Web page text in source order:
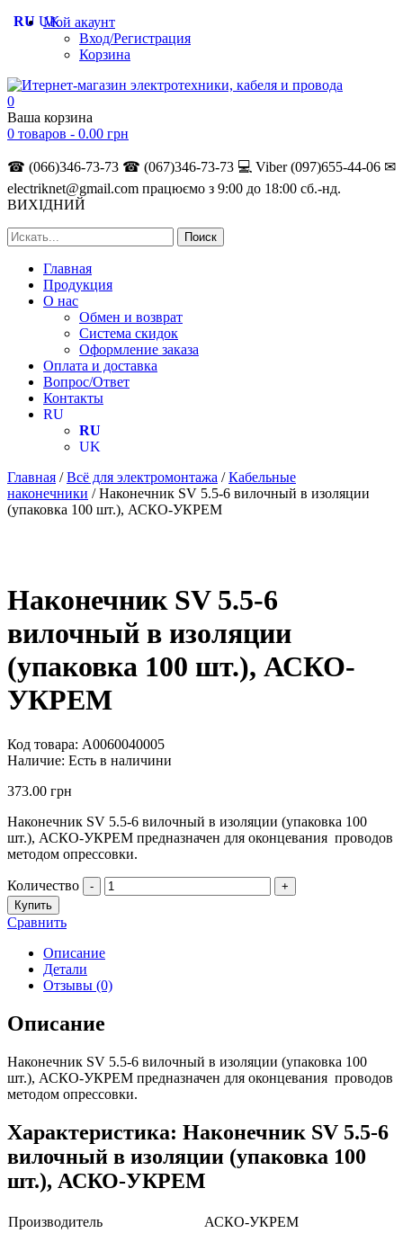
Мой акаунт
Вход/Регистрация
Корзина
0
Ваша корзина
0 товаров - 0.00 грн
☎ (066)346-73-73 ☎ (067)346-73-73 💻 Viber (097)655-44-06 ✉
electriknet@gmail.com працюємо з 9:00 до 18:00 сб.-нд.
ВИХІДНИЙ
Главная
Продукция
О нас
Обмен и возврат
Система скидок
Оформление заказа
Оплата и доставка
Вопрос/Ответ
Контакты
RU
RU
UK
Главная /Всё для электромонтажа /Кабельные
наконечники / Наконечник SV 5.5-6 вилочный в изоляции
(упаковка 100 шт.), АСКО-УКРЕМ
Наконечник SV 5.5-6
вилочный в изоляции
(упаковка 100 шт.), АСКО-
УКРЕМ
Код товара: A0060040005
Наличие: Есть в наличини
373.00 грн
Наконечник SV 5.5-6 вилочный в изоляции (упаковка 100
шт.), АСКО-УКРЕМ предназначен для оконцевания проводов
методом опрессовки.
Количество -
+
Купить
Сравнить
Описание
Детали
Отзывы (0)
Описание
Наконечник SV 5.5-6 вилочный в изоляции (упаковка 100
шт.), АСКО-УКРЕМ предназначен для оконцевания проводов
методом опрессовки.
Характеристика: Наконечник SV 5.5-6
вилочный в изоляции (упаковка 100
шт.), АСКО-УКРЕМ
Производитель
АСКО-УКРЕМ
RU UK